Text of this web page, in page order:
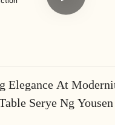
Elegance At
Serye Ng